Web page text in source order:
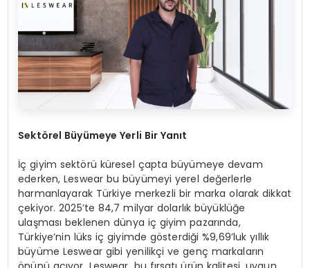
Sektörel Büyümeye Yerli Bir Yanıt
İç giyim sektörü küresel çapta büyümeye devam
ederken, Leswear bu büyümeyi yerel değerlerle
harmanlayarak Türkiye merkezli bir marka olarak dikkat
çekiyor. 2025’te 84,7 milyar dolarlık büyüklüğe
ulaşması beklenen dünya iç giyim pazarında,
Türkiye’nin lüks iç giyimde gösterdiği %9,69’luk yıllık
büyüme Leswear gibi yenilikçi ve genç markaların